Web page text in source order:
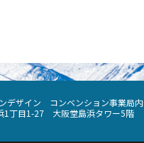
デザイン
コンベンション事業局内
1丁目1-27 大阪堂島浜タワー5階